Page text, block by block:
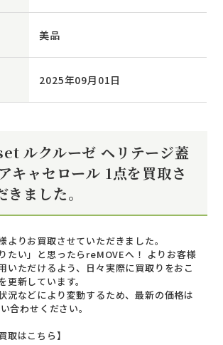
美品
2025年09月01日
ルクルーゼ ヘリテージ蓋
キャセロール 1点を買取さ
ました。
よりお買取させていただきました。
たい」と思ったらreMOVEへ！ よりお客様
いただけるよう、日々実際に買取りをおこ
更新しています。
況などにより変動するため、最新の価格は
合わせください。
取はこちら】